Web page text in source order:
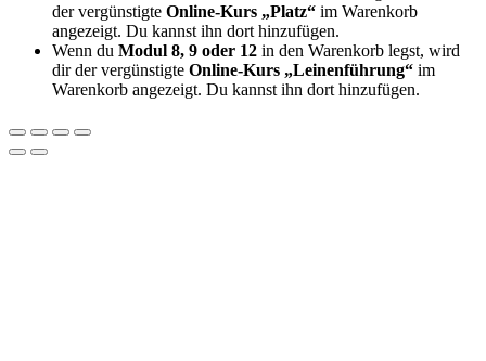
der vergünstigte Online-Kurs „Platz“ im Warenkorb
angezeigt. Du kannst ihn dort hinzufügen.
Wenn du Modul 8, 9 oder 12 in den Warenkorb legst, wird
dir der vergünstigte Online-Kurs „Leinenführung“ im
Warenkorb angezeigt. Du kannst ihn dort hinzufügen.